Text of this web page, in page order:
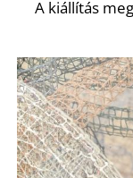
A kiállítás